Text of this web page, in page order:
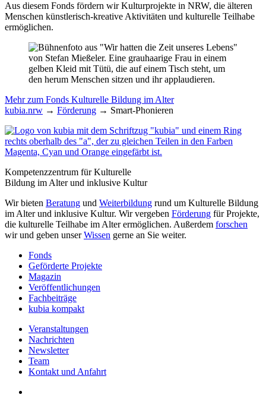
Aus diesem Fonds fördern wir Kulturprojekte in NRW, die älteren
Menschen künstlerisch-kreative Aktivitäten und kulturelle Teilhabe
ermöglichen.
Mehr zum Fonds Kulturelle Bildung im Alter
kubia.nrw → Förderung → Smart-Phonieren
Kompetenzzentrum für Kulturelle
Bildung im Alter und inklusive Kultur
Wir bieten Beratung und Weiterbildung rund um Kulturelle Bildung
im Alter und inklusive Kultur. Wir vergeben Förderung für Projekte,
die kulturelle Teilhabe im Alter ermöglichen. Außerdem forschen
wir und geben unserWissen gerne an Sie weiter.
Fonds
Geförderte Projekte
Magazin
Veröffentlichungen
Fachbeiträge
kubia kompakt
Veranstaltungen
Nachrichten
Newsletter
Team
Kontakt und Anfahrt